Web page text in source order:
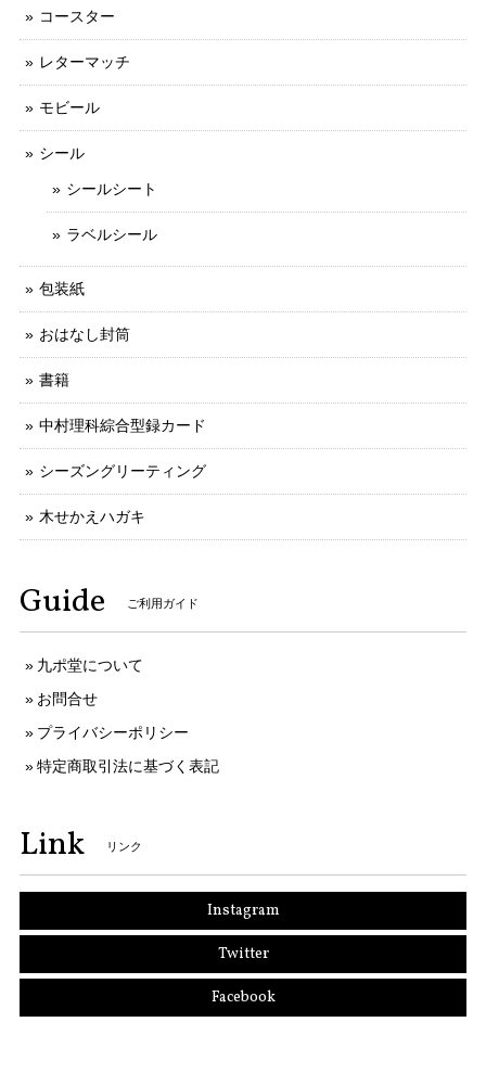
コースター
レターマッチ
モビール
シール
シールシート
ラベルシール
包装紙
おはなし封筒
書籍
中村理科綜合型録カード
シーズングリーティング
木せかえハガキ
Guide ご利用ガイド
九ポ堂について
お問合せ
プライバシーポリシー
特定商取引法に基づく表記
Link リンク
Instagram
Twitter
Facebook